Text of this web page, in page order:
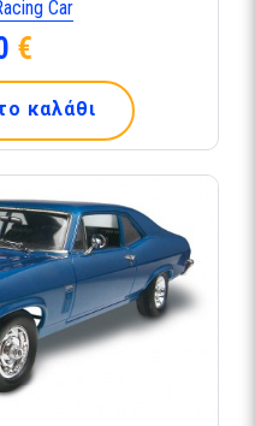
Car
€
καλάθι